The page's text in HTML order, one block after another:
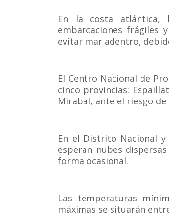
En la costa atlántica,
embarcaciones frágiles
evitar mar adentro,
El Centro Nacional de
cinco provincias:
Mirabal, ante el riesgo
En el Distrito Nacional
esperan nubes
forma ocasional.
Las temperaturas
máximas se situarán entre